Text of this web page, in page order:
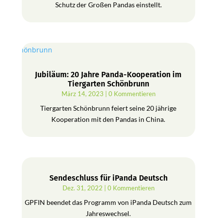
Schutz der Großen Pandas einstellt.
Jubiläum: 20 Jahre Panda-Kooperation im
Tiergarten Schönbrunn
März 14, 2023 | 0 Kommentieren
Tiergarten Schönbrunn feiert seine 20 jährige
Kooperation mit den Pandas in China.
Sendeschluss für iPanda Deutsch
Dez. 31, 2022 | 0 Kommentieren
GPFIN beendet das Programm von iPanda Deutsch zum
Jahreswechsel.